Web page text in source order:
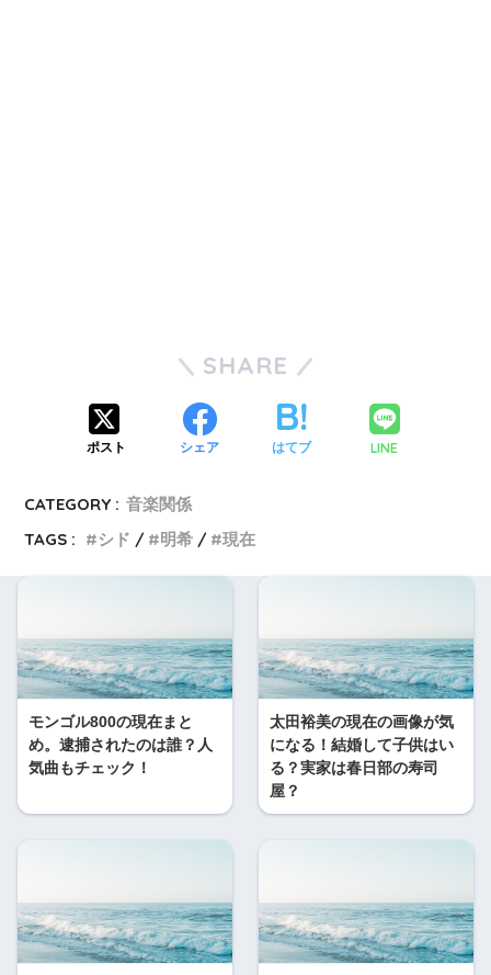
SHARE
ポスト シェア はてブ LINE
CATEGORY : 音楽関係
TAGS :
シド 明希 現在
モンゴル800の現在まと
め。逮捕されたのは誰？人
気曲もチェック！
太田裕美の現在の画像が気
になる！結婚して子供はい
る？実家は春日部の寿司
屋？